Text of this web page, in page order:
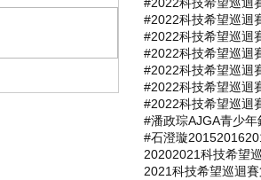
#2022科技希望巡迴
#石澄璇20152016
20202021科技希望
2021科技希望巡迴